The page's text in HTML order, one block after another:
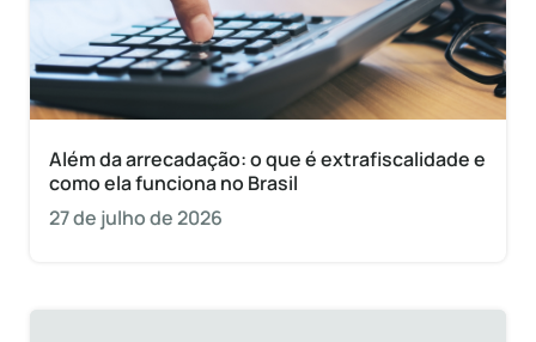
Além da arrecadação: o que é extrafiscalidade e
como ela funciona no Brasil
27 de julho de 2026